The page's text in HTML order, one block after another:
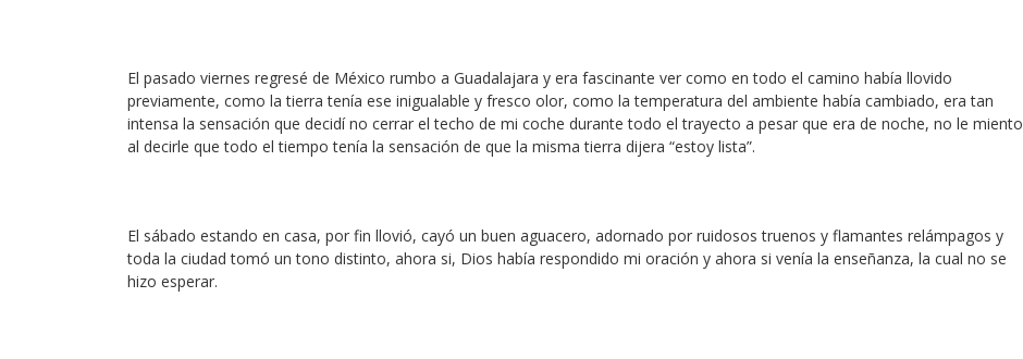
El pasado viernes regresé de México rumbo a Guadalajara y era fascinante ver como en todo el camino había llovido
previamente, como la tierra tenía ese inigualable y fresco olor, como la temperatura del ambiente había cambiado, era tan
intensa la sensación que decidí no cerrar el techo de mi coche durante todo el trayecto a pesar que era de noche, no le miento
al decirle que todo el tiempo tenía la sensación de que la misma tierra dijera “estoy lista”.
El sábado estando en casa, por fin llovió, cayó un buen aguacero, adornado por ruidosos truenos y flamantes relámpagos y
toda la ciudad tomó un tono distinto, ahora si, Dios había respondido mi oración y ahora si venía la enseñanza, la cual no se
hizo esperar.